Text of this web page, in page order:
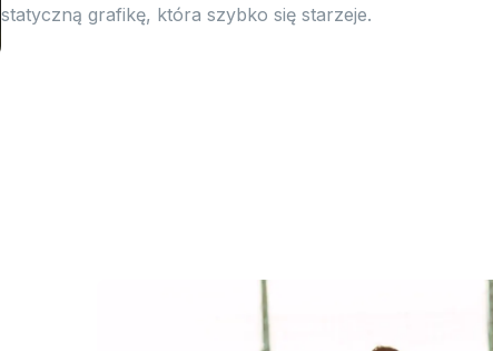
statyczną grafikę, która szybko się starzeje.